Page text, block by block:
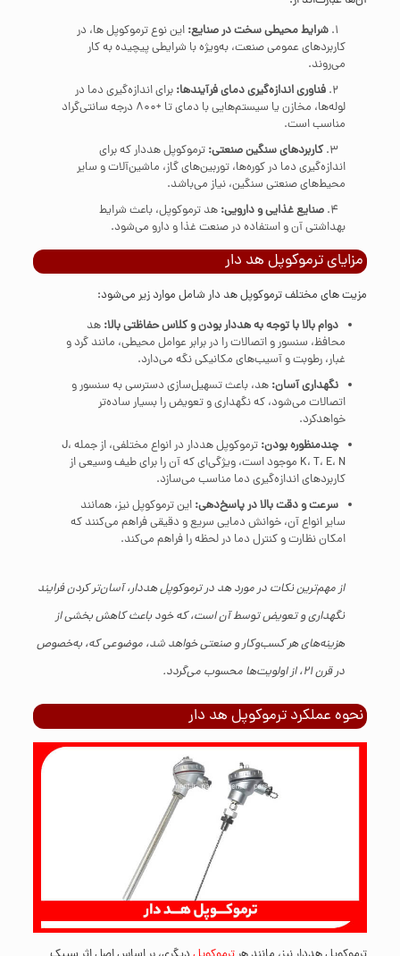
شرایط محیطی سخت در صنایع: این نوع ترموکوپل ها، در
کاربردهای عمومی صنعت، به‌ویژه با شرایطی پیچیده به کار
می‌روند.
فناوری اندازه‌گیری دمای فرآیندها: برای اندازه‌گیری دما در
لوله‌ها، مخازن یا سیستم‌هایی با دمای تا +800 درجه سانتی‌گراد
مناسب است.
کاربردهای سنگین صنعتی: ترموکوپل هددار که برای
اندازه‌گیری دما در کوره‌ها، توربین‌های گاز، ماشین‌آلات و سایر
محیط‌های صنعتی سنگین، نیاز می‌باشد.
صنایع غذایی و دارویی: هد ترموکوپل، باعث شرایط
بهداشتی آن و استفاده در صنعت غذا و دارو می‌شود.
مزایای ترموکوپل هد دار
مزیت های مختلف ترموکوپل هد دار شامل موارد زیر می‌شود:
دوام بالا با توجه به هددار بودن و کلاس حفاظتی بالا: هد
محافظ، سنسور و اتصالات را در برابر عوامل محیطی، مانند گرد و
غبار، رطوبت و آسیب‌های مکانیکی نگه می‌دارد.
نگهداری آسان: هد، باعث تسهیل‌سازی دسترسی به سنسور و
اتصالات می‌شود، که نگهداری و تعویض را بسیار ساده‌تر
خواهدکرد.
چندمنظوره بودن:
ترموکوپل هددار در انواع مختلفی، از جمله J،
K، T، E، N موجود است، ویژگی‌ای که آن را برای طیف وسیعی از
کاربردهای اندازه‌گیری دما مناسب می‌سازد.
سرعت و دقت بالا در پاسخ‌دهی: این ترموکوپل نیز، همانند
سایر انواع آن، خوانش دمایی سریع و دقیقی فراهم می‌کنند که
امکان نظارت و کنترل دما در لحظه را فراهم می‌کند.
از مهم‌ترین نکات در مورد هد در ترموکوپل هددار، آسان‌تر کردن فرایند
نگهداری و تعویض توسط آن است، که خود باعث کاهش بخشی از
هزینه‌های هر کسب‌وکار و صنعتی خواهد شد، موضوعی که، به‌خصوص
در قرن 21، از اولویت‌ها محسوب می‌گردد.
نحوه عملکرد ترموکوپل هد دار